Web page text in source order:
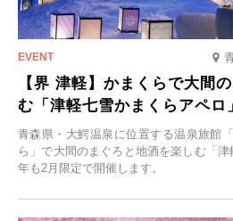
【界 津軽】かまくらで大間
む「津軽七雪かまくらアペロ
青森県・大鰐温泉に位置する温泉旅館
ら」で大間のまぐろと地酒を楽しむ「
年も2月限定で開催します。